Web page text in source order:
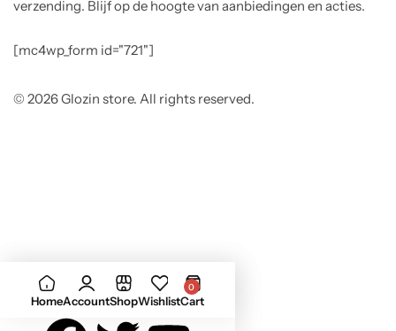
verzending. Blijf op de hoogte van aanbiedingen en acties.
[mc4wp_form id="721"]
© 2026 Glozin store. All rights reserved.
HomeAccountShopWishlist
0
Cart